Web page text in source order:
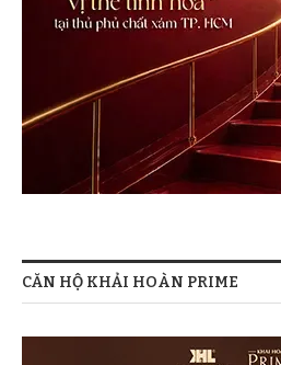
CĂN HỘ KHẢI HOÀN PRIME